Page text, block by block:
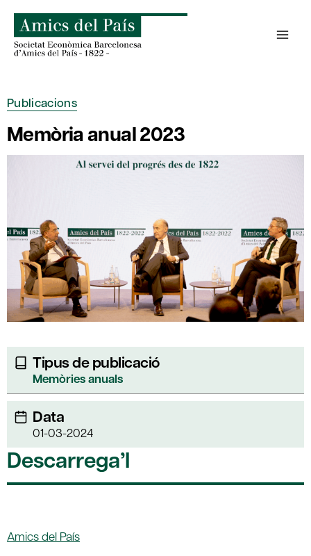
content
Publicacions
Memòria anual 2023
Tipus de publicació
Memòries anuals
Data
01-03-2024
Descarrega’l
Amics del País